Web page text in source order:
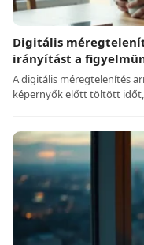
Digitális
irányítást a
A digitális méregtelenítés
képernyők előtt töltött